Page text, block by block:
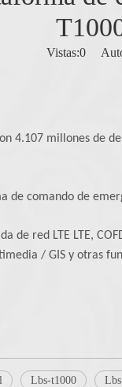
Vistas:0
4.107 millones de
de comando de
de red LTE LTE,
/ GIS y otras
Lbs-t1000